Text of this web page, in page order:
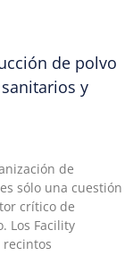
de polvo
y
de
sólo una cuestión
crítico de
Los Facility
recintos